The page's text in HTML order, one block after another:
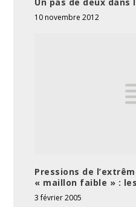
10 novembre 2012
Pressions de
« maillon faible » :
3 février 2005